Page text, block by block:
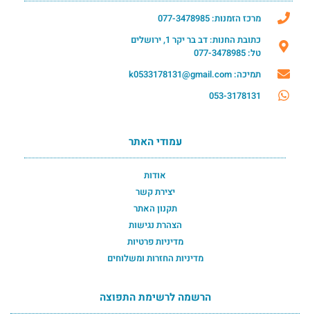
מרכז הזמנות: 077-3478985
כתובת החנות: דב בר יקר 1, ירושלים
טל: 077-3478985
תמיכה: k0533178131@gmail.com
053-3178131
עמודי האתר
אודות
יצירת קשר
תקנון האתר
הצהרת נגישות
מדיניות פרטיות
מדיניות החזרות ומשלוחים
הרשמה לרשימת התפוצה